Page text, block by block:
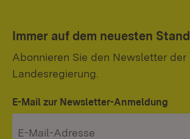
Immer auf dem neuesten Stand
Abonnieren Sie den Newsletter der
Landesregierung.
E-Mail zur Newsletter-Anmeldung